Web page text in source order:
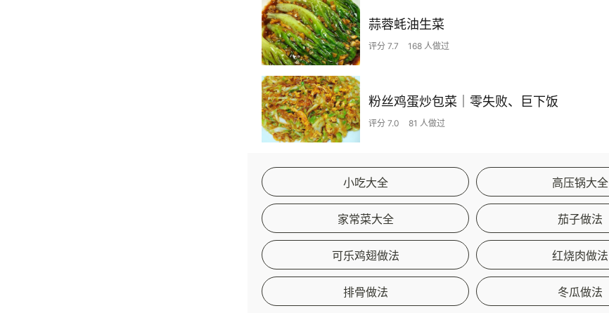
蒜蓉蚝油生菜
评分 7.7 168 人做过
粉丝鸡蛋炒包菜｜零失败、巨下饭
评分 7.0 81 人做过
小吃大全 高压锅大全
家常菜大全 茄子做法
可乐鸡翅做法 红烧肉做法
排骨做法 冬瓜做法